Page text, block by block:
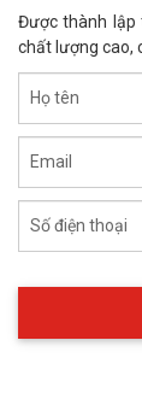
Được thành lập
chất lượng cao,
Họ tên
Email
Số điện thoại